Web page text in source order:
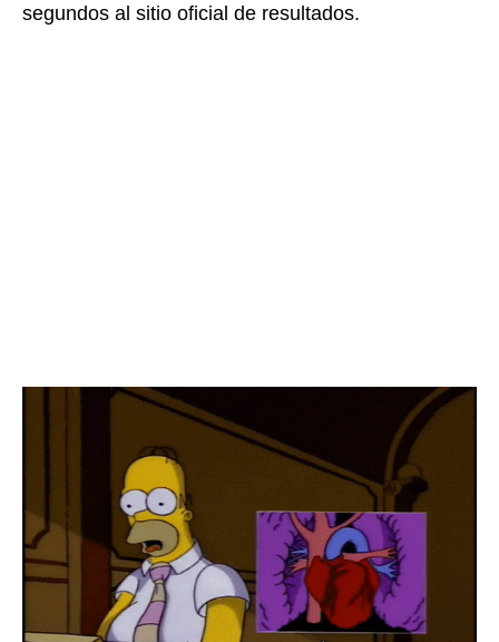
segundos al sitio oficial de resultados.